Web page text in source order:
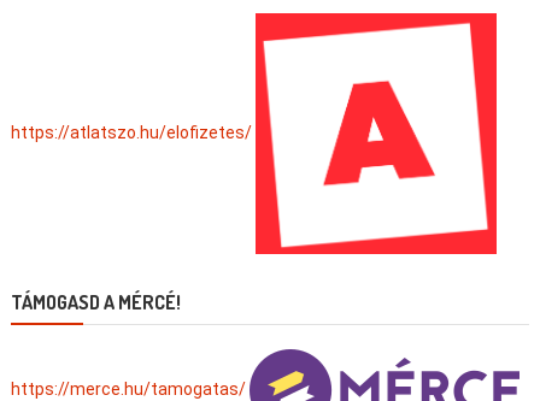
https://atlatszo.hu/elofizetes/
TÁMOGASD A MÉRCÉ!
https://merce.hu/tamogatas/